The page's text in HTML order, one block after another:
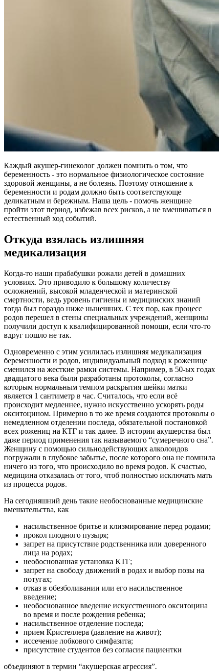
Каждый акушер-гинеколог должен помнить о том, что
беременность - это нормальное физиологическое состояние
здоровой женщины, а не болезнь. Поэтому отношение к
беременности и родам должно быть соответствующе
деликатным и бережным. Наша цель - помочь женщине
пройти этот период, избежав всех рисков, а не вмешиваться в
естественный ход событий.
Откуда взялась излишняя
медикализация
Когда-то наши прабабушки рожали детей в домашних
условиях. Это приводило к большому количеству
осложнений, высокой младенческой и материнской
смертности, ведь уровень гигиены и медицинских знаний
тогда был гораздо ниже нынешних. С тех пор, как процесс
родов перешел в стены специальных учреждений, женщины
получили доступ к квалифицированной помощи, если что-то
вдруг пошло не так.
Одновременно с этим усилилась излишняя медикализация
беременности и родов, индивидуальный подход к роженице
сменился на жесткие рамки системы. Например, в 50-ых годах
двадцатого века были разработаны протоколы, согласно
которым нормальным темпом раскрытия шейки матки
является 1 сантиметр в час. Считалось, что если всё
происходит медленнее, нужно искусственно ускорять роды
окситоцином. Примерно в то же время создаются протоколы о
немедленном отделении последа, обязательной постановкой
всех рожениц на КТГ и так далее. В истории акушерства был
даже период применения так называемого “сумеречного сна”.
Женщину с помощью сильнодействующих алколоидов
погружали в глубокое забытье, после которого она не помнила
ничего из того, что происходило во время родов. К счастью,
медицина отказалась от того, чтоб полностью исключать мать
из процесса родов.
На сегодняшний день такие необоснованные медицинские
вмешательства, как
насильственное бритье и клизмирование перед родами;
прокол плодного пузыря;
запрет на присутствие родственника или доверенного
лица на родах;
необоснованная установка КТГ;
запрет на свободу движений в родах и выбор позы на
потугах;
отказ в обезболивании или его насильственное
введение;
необоснованное введение искусственного окситоцина
во время и после рождения ребенка;
насильственное отделение последа;
прием Кристеллера (давление на живот);
иссечение лобкового симфазита;
присутствие студентов без согласия пациентки
объединяют в термин “акушерская агрессия”.